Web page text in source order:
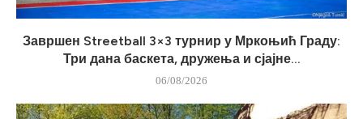
Завршен Streetball 3×3 турнир у Мркоњић Граду:
Три дана баскета, дружења и сјајне...
06/08/2026